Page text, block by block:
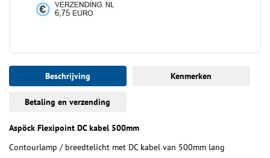
Beschrijving Kenmerken
Betaling en verzending
Aspöck Flexipoint DC kabel 500mm
Contourlamp / breedtelicht met DC kabel van 500mm lang